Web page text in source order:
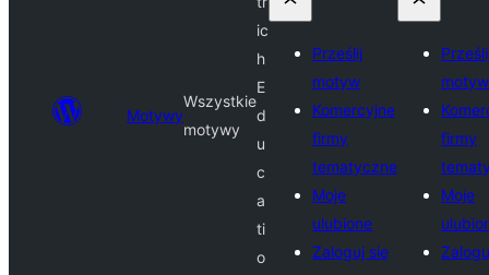
Motywy
Wszystkie
motywy
ic
h
E
d
u
c
a
ti
o
Prześlij
motyw
Komercyjne
firmy
tematyczne
Moje
ulubione
Zaloguj się
motyw
firmy
Moje